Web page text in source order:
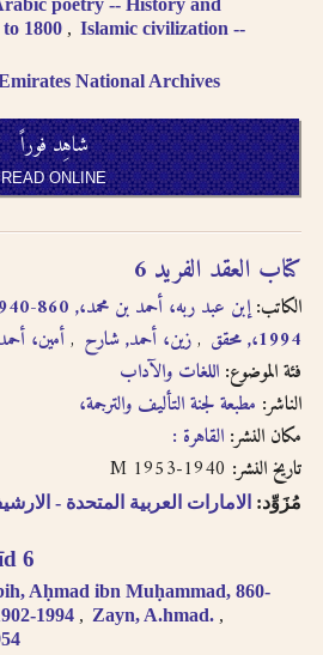
poetry -- History and
1800
Islamic civilization --
National Archives
شاهِد فوراً
READ ONLINE
6
Aḥmad ibn Muḥammad, 860-
1994
Zayn, A.hmad.
كتاب العقد الفريد 6
الكاتب: إبن عبد ربه، أحمد بن محمد،, 860-940
1994،, محقق
زين، أحمد, شارح
أمين، أحمد, 1886-1954م,
فئة الموضوع: اللغات والآداب
الناشر: مطبعة لجنة التأليف والترجمة،
مكان النشر: القاهرة :
تاريخ النشر:
مُزَوِّد: الامارات العربية المتحدة -